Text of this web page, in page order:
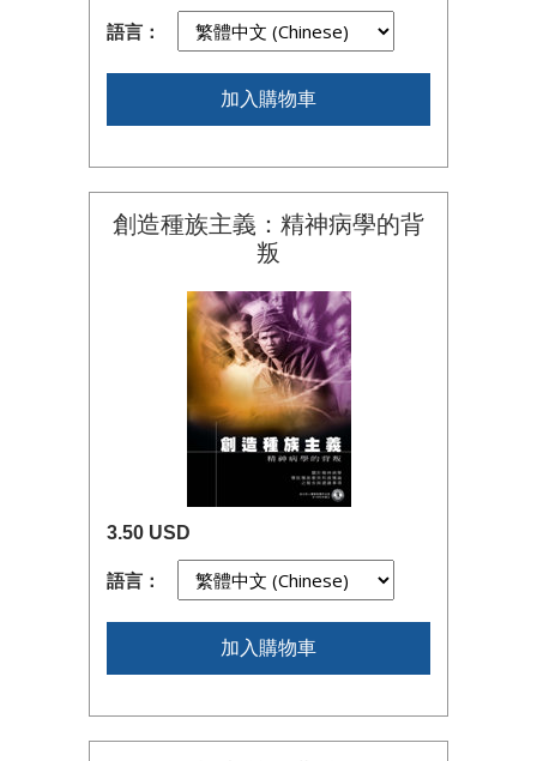
語言：
加入購物車
創造種族主義：精神病學的背
叛
3.50 USD
語言：
加入購物車